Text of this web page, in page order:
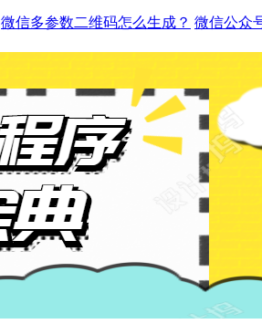
微信多参数二维码怎么生成？ 微信公众